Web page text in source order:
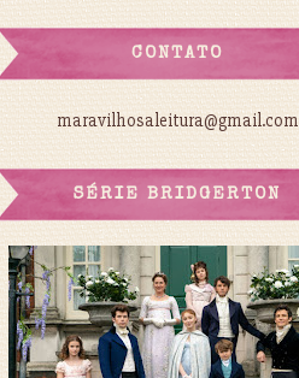
CONTATO
maravilhosaleitura@gmail.com
SÉRIE BRIDGERTON